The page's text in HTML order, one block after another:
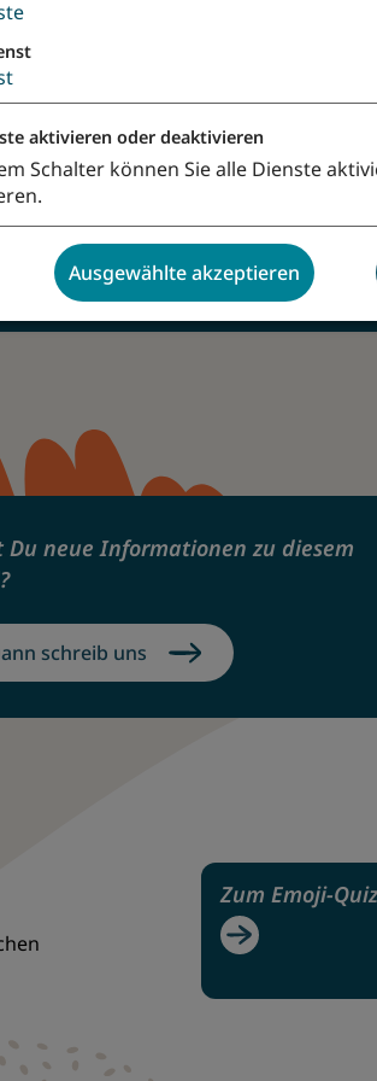
Du neue Informationen zu diesem
schreib uns
Zum Emoji-Quiz
aktivieren oder deaktivieren
Schalter können Sie alle Dienste
Ausgewählte akzeptieren